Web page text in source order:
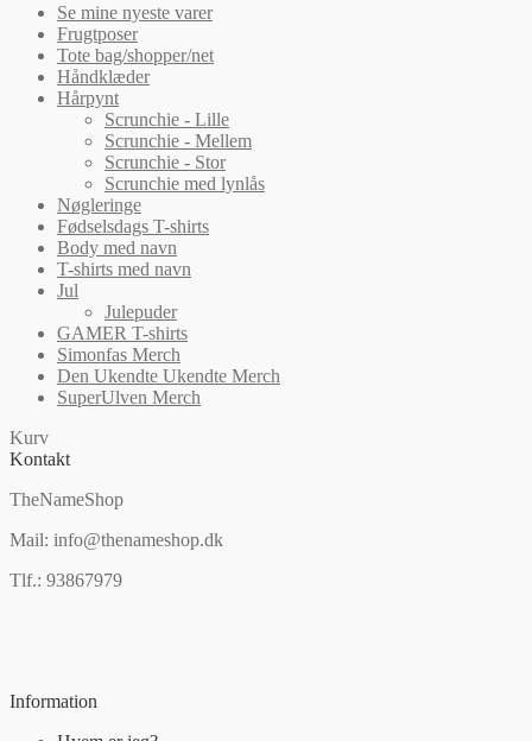
Se mine nyeste varer
Frugtposer
Tote bag/shopper/net
Håndklæder
Hårpynt
Scrunchie - Lille
Scrunchie - Mellem
Scrunchie - Stor
Scrunchie med lynlås
Nøgleringe
Fødselsdags T-shirts
Body med navn
T-shirts med navn
Jul
Julepuder
GAMER T-shirts
Simonfas Merch
Den Ukendte Ukendte Merch
SuperUlven Merch
Kurv
Kontakt
TheNameShop
Mail: info@thenameshop.dk
Tlf.: 93867979
Information